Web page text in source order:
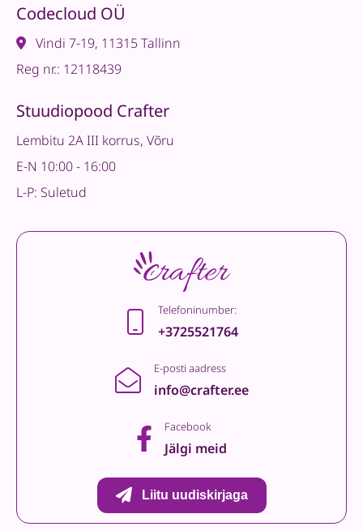
Codecloud OÜ
Vindi 7-19, 11315 Tallinn
Reg nr.: 12118439
Stuudiopood Crafter
Lembitu 2A III korrus, Võru
E-N 10:00 - 16:00
L-P: Suletud
Telefoninumber:
+3725521764
E-posti aadress
info@crafter.ee
Facebook
Jälgi meid
Liitu uudiskirjaga